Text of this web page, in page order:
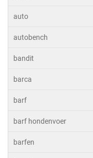
auto
autobench
bandit
barca
barf
barf hondenvoer
barfen